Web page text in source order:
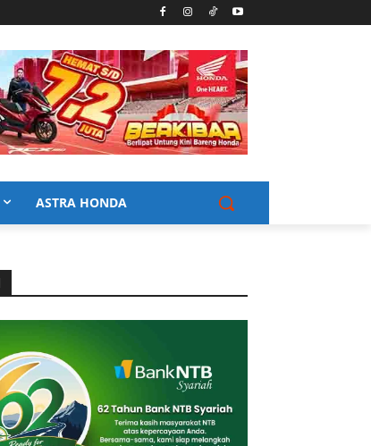
ASTRA HONDA